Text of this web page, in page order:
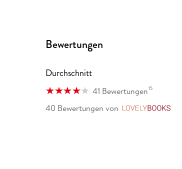
Bewertungen
Durchschnitt
41 Bewertungen15
40 Bewertungen von